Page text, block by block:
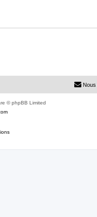
© phpBB Limited